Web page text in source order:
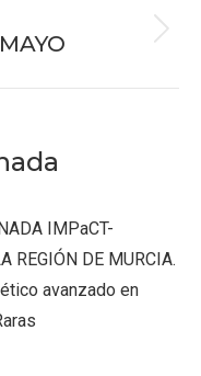
IMPaCT-
REGIÓN DE MURCIA.
avanzado en